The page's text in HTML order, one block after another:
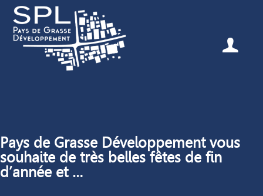
Pays de Grasse Développement vous
souhaite de très belles fêtes de fin
d’année et …